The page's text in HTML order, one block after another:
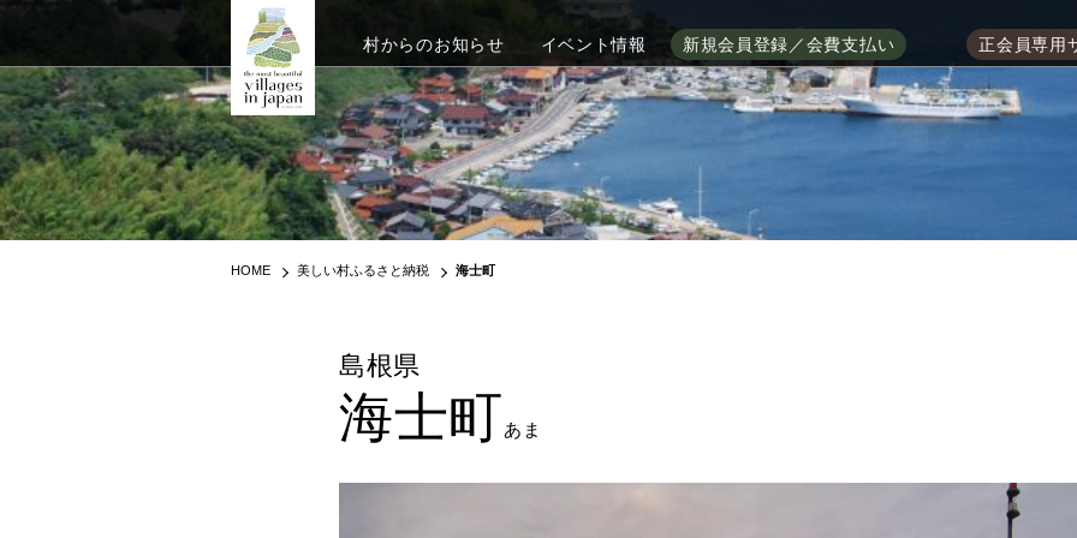
村からのお知らせ イベント情報 新規会員登録／会費支払い 正会員専用
HOME 美しい村ふるさと納税 海士町
島根県
海士町あま